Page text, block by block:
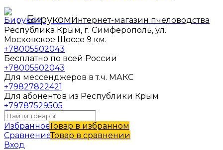
БирукомИнтернет-магазин пчеловодства
Республика Крым, г. Симферополь, ул.
Московское Шоссе 9 км.
+78005502043
Бесплатно по всей России
+78005502043
Для мессенджеров в т.ч. МАКС
+79827822421
Для абонентов из Республики Крым
+79787529505
ИзбранноеТовар в избранном
СравнениеТовар в сравнении
Вход